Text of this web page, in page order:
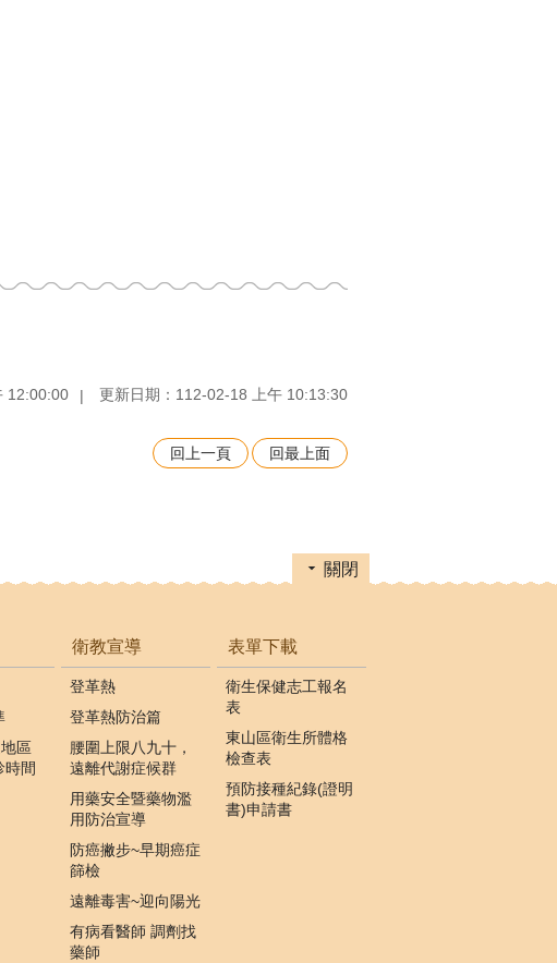
12:00:00 更新日期：112-02-18 上午 10:13:30
回上一頁 回最上面
關閉
區
時間
衛教宣導
登革熱
登革熱防治篇
腰圍上限八九十，
遠離代謝症候群
用藥安全暨藥物濫
用防治宣導
防癌撇步~早期癌症
篩檢
遠離毒害~迎向陽光
有病看醫師 調劑找
藥師
表單下載
衛生保健志工報名
表
東山區衛生所體格
檢查表
預防接種紀錄(證明
書)申請書